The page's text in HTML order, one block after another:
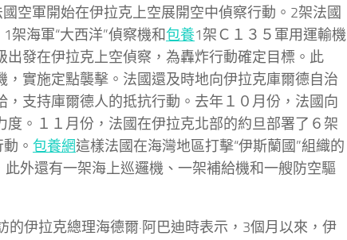
空軍開始在伊拉克上空展開空中偵察行動。2架法國
1架海軍“大西洋”偵察機和包養1架Ｃ１３５軍用運輸機
出發在伊拉克上空偵察，為轟炸行動確定目標。此
，實施定點襲擊。法國還及時地向伊拉克庫爾德自治
，支持庫爾德人的抵抗行動。去年１０月份，法國向
度。１１月份，法國在伊拉克北部的約旦部署了６架
。 包養網這樣法國在海灣地區打擊“伊斯蘭國”組織的
此外還有一架海上巡邏機、一架補給機和一艘防空驅
的伊拉克總理海德爾·阿巴迪時表示，3個月以來，伊